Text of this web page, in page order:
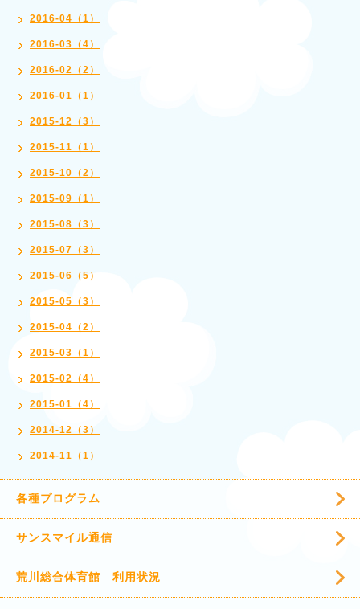
2016-04（1）
2016-03（4）
2016-02（2）
2016-01（1）
2015-12（3）
2015-11（1）
2015-10（2）
2015-09（1）
2015-08（3）
2015-07（3）
2015-06（5）
2015-05（3）
2015-04（2）
2015-03（1）
2015-02（4）
2015-01（4）
2014-12（3）
2014-11（1）
各種プログラム
サンスマイル通信
荒川総合体育館 利用状況